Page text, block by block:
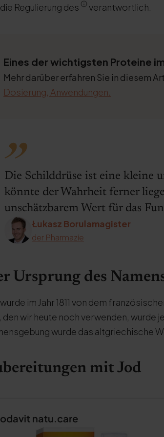
Regulierung des
verantwortlich.
Eines der wichtigsten Proteine
Mehr darüber erfahren Sie in diesem
Dosierung, Anwendungen.
Die Schilddrüse ist eine kleine
könnte der Wahrheit ferner
unschätzbarem Wert für das
Łukasz Borulamagister
der Pharmazie
Ursprung des
wurde im Jahr 1811 von dem
den wir heute noch verwenden, wurde
wurde das altgriechische
mit Jod
natu.care